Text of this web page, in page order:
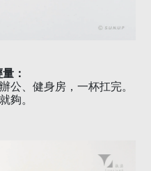
：
公、健身房，一杯扛完。
夠。